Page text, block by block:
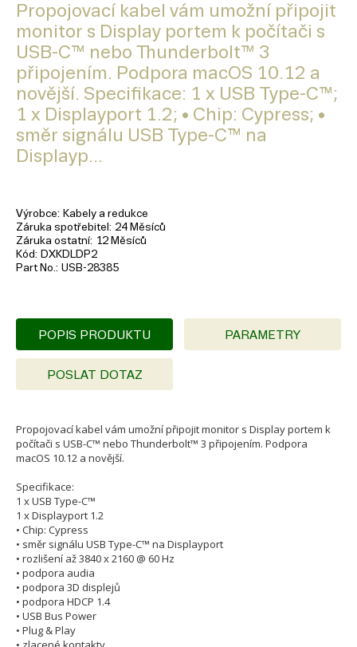
Propojovací kabel vám umožní připojit
monitor s Display portem k počítači s
USB-C™ nebo Thunderbolt™ 3
připojením. Podpora macOS 10.12 a
novější. Specifikace: 1 x USB Type-C™;
1 x Displayport 1.2; • Chip: Cypress; •
směr signálu USB Type-C™ na
Displayp...
Výrobce
Kabely a redukce
Záruka spotřebitel
24 Měsíců
Záruka ostatní 12 Měsíců
Kód
DXKDLDP2
Part No. USB-28385
POPIS PRODUKTU PARAMETRY
POSLAT DOTAZ
Propojovací kabel vám umožní připojit monitor s Display portem k
počítači s USB-C™ nebo Thunderbolt™ 3 připojením. Podpora
macOS 10.12 a novější.
Specifikace:
1 x USB Type-C™
1 x Displayport 1.2
• Chip: Cypress
• směr signálu USB Type-C™ na Displayport
• rozlišení až 3840 x 2160 @ 60 Hz
• podpora audia
• podpora 3D displejů
• podpora HDCP 1.4
• USB Bus Power
• Plug & Play